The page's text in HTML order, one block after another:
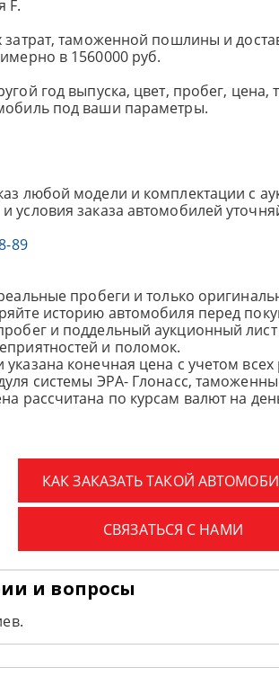
F.
затрат, таможенной пошлины и
в 1560000 руб.
год выпуска, цвет, пробег,
под ваши параметры.
любой модели и комплектации с
условия заказа автомобилей
89
пробеги и только
историю автомобиля перед
и поддельный аукционный лист
и поломок.
конечная цена с учетом
системы ЭРА- Глонасс,
рассчитана по курсам валют на
КАК ЗАКАЗАТЬ ТАКОЙ
СВЯЗАТЬСЯ С НАМИ
и вопросы